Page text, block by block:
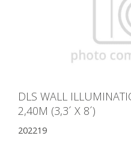
DLS WALL
2,40M (3,3´ X 8´)
202219